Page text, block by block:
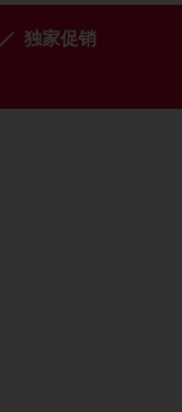
独家促销